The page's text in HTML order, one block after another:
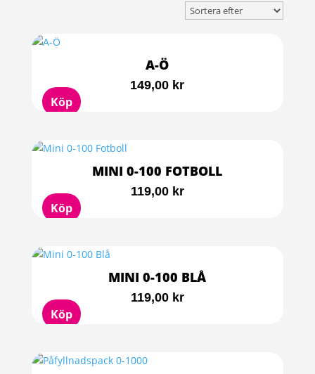
A-Ö
149,00 kr
Köp
MINI 0-100 FOTBOLL
119,00 kr
Köp
MINI 0-100 BLÅ
119,00 kr
Köp